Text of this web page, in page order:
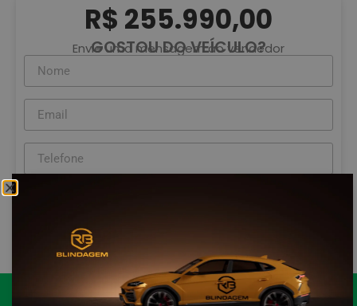
R$ 255.990,00
GOSTOU DO VEÍCULO?
Envie uma mensagem ao vendedor
Enviar Solicitação